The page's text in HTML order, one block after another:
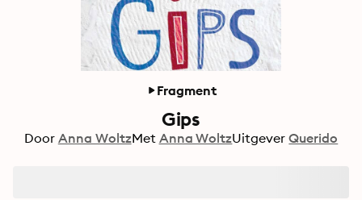
Fragment
Gips
Door Anna WoltzMet Anna WoltzUitgever Querido